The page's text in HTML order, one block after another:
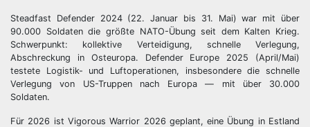
Steadfast Defender 2024 (22. Januar bis 31. Mai) war mit über
90.000 Soldaten die größte NATO-Übung seit dem Kalten Krieg.
Schwerpunkt: kollektive Verteidigung, schnelle Verlegung,
Abschreckung in Osteuropa. Defender Europe 2025 (April/Mai)
testete Logistik- und Luftoperationen, insbesondere die schnelle
Verlegung von US-Truppen nach Europa — mit über 30.000
Soldaten.
Für 2026 ist Vigorous Warrior 2026 geplant, eine Übung in Estland